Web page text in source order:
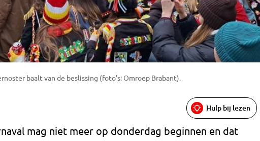
baalt van de beslissing (foto's: Omroep Brabant).
Hulp bij lezen
mag niet meer op donderdag beginnen en dat